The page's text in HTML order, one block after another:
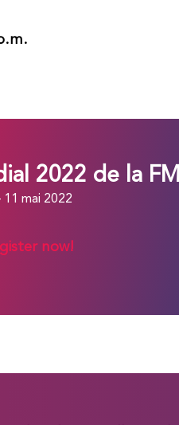
2022 de la
11 mai 2022
now!